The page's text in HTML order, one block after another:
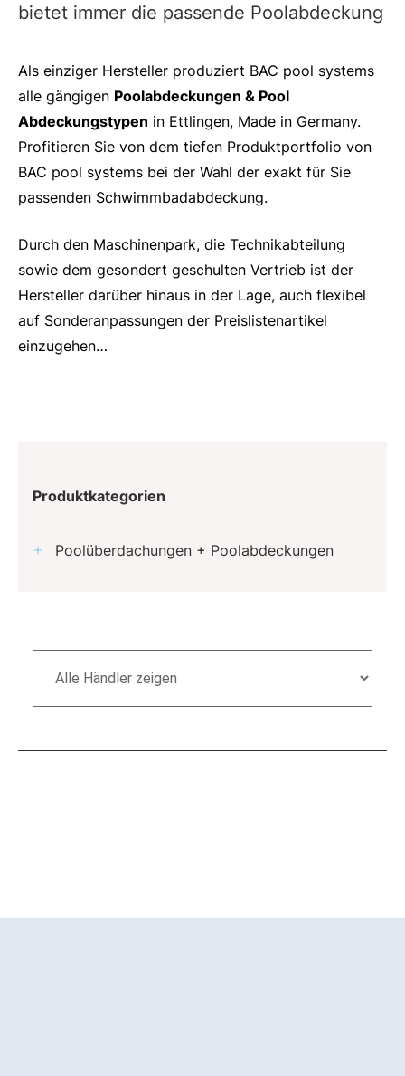
bietet immer die passende Poolabdeckung
Als einziger Hersteller produziert BAC pool systems
alle gängigen Poolabdeckungen & Pool
Abdeckungstypen in Ettlingen, Made in Germany.
Profitieren Sie von dem tiefen Produktportfolio von
BAC pool systems bei der Wahl der exakt für Sie
passenden Schwimmbadabdeckung.
Durch den Maschinenpark, die Technikabteilung
sowie dem gesondert geschulten Vertrieb ist der
Hersteller darüber hinaus in der Lage, auch flexibel
auf Sonderanpassungen der Preislistenartikel
einzugehen…
Produktkategorien
Poolüberdachungen + Poolabdeckungen